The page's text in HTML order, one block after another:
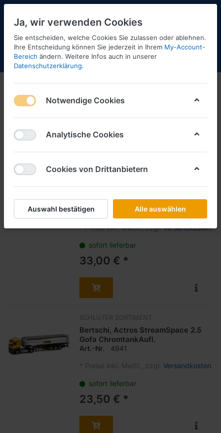
Menü Anmelden Shopaktualisierung
2016
1-10 von 10
Filtern Sortieren
HERPA
Restposten, geringe Stückzahl --
Art.-Nr.
* Preise inkl. MwSt., zzgl.Versandkosten
sofort lieferbar
33,00 € *
SCHLÜTER SORTIMENT
Bertschi, Actros StreamSpace 2.5
Gofa ChromtankAufl.
Art.-Nr. 4941
* Preise inkl. MwSt., zzgl. Versandkosten
sofort lieferbar
23,50 € *
Ja, wir verwenden Cookies
Sie entscheiden, welche Cookies Sie zulassen oder ablehnen.
Ihre Entscheidung können Sie jederzeit in Ihrem My-Account-
Bereich ändern. Weitere Infos auch in unserer
Datenschutzerklärung.
Notwendige Cookies
Analytische Cookies
Cookies von Drittanbietern
Auswahl bestätigen Alle auswählen